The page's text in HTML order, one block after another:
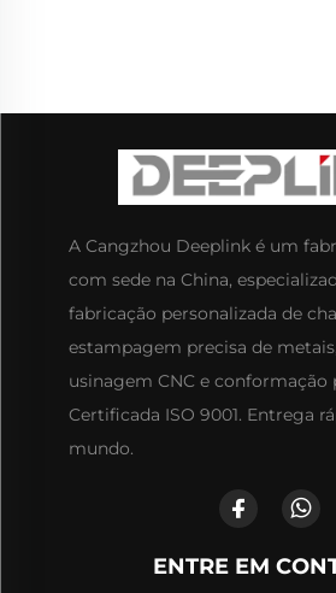
A Cangzhou Deeplink é um
com sede na China,
fabricação personalizada de
estampagem precisa de
usinagem CNC e conformação
Certificada ISO 9001. Entrega
mundo.
ENTRE EM